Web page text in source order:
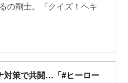
の剛士。『クイズ！ヘキ
対策で共闘…「#ヒーロー